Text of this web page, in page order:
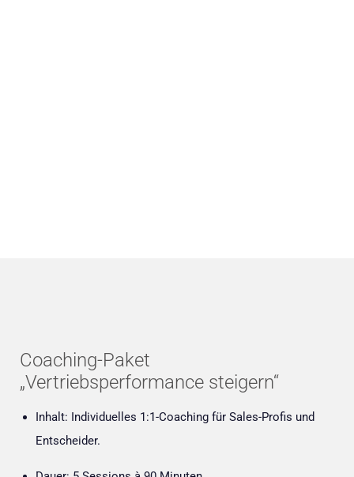
Coaching-Paket
„Vertriebsperformance steigern“
Inhalt: Individuelles 1:1-Coaching für Sales-Profis und
Entscheider.